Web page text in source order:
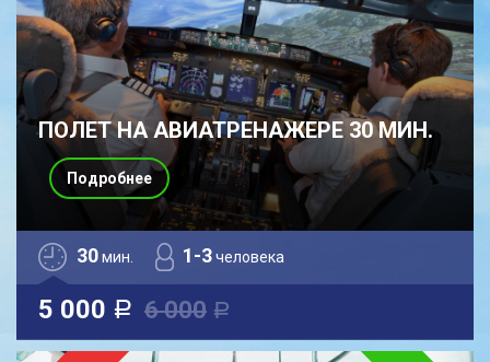
ПОЛЕТ НА АВИАТРЕНАЖЕРЕ 30 МИН.
30мин. 1-3человека
5 000 a 6 000 a
Подробнее